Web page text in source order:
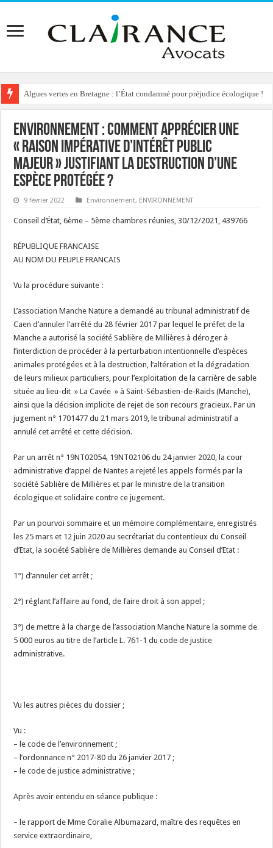
Algues vertes en Bretagne : l’État condamné pour préjudice écologique !
Reconstruction de chalets d’alpage : le préfet condamné à délivrer
Environnement : comment apprécier une
« raison impérative d’intérêt public
majeur » justifiant la destruction d’une
espèce protégée ?
9 février 2022 Environnement, ENVIRONNEMENT
Conseil d’État, 6ème – 5ème chambres réunies, 30/12/2021, 439766
RÉPUBLIQUE FRANCAISE
AU NOM DU PEUPLE FRANCAIS
Vu la procédure suivante :
L’association Manche Nature a demandé au tribunal administratif de
Caen d’annuler l’arrêté du 28 février 2017 par lequel le préfet de la
Manche a autorisé la société Sablière de Millières à déroger à
l’interdiction de procéder à la perturbation intentionnelle d’espèces
animales protégées et à la destruction, l’altération et la dégradation
de leurs milieux particuliers, pour l’exploitation de la carrière de sable
située au lieu-dit » La Cavée » à Saint-Sébastien-de-Raids (Manche),
ainsi que la décision implicite de rejet de son recours gracieux. Par un
jugement n° 1701477 du 21 mars 2019, le tribunal administratif a
annulé cet arrêté et cette décision.
Par un arrêt n° 19NT02054, 19NT02106 du 24 janvier 2020, la cour
administrative d’appel de Nantes a rejeté les appels formés par la
société Sablière de Millières et par le ministre de la transition
écologique et solidaire contre ce jugement.
Par un pourvoi sommaire et un mémoire complémentaire, enregistrés
les 25 mars et 12 juin 2020 au secrétariat du contentieux du Conseil
d’Etat, la société Sablière de Millières demande au Conseil d’Etat :
1°) d’annuler cet arrêt ;
2°) réglant l’affaire au fond, de faire droit à son appel ;
3°) de mettre à la charge de l’association Manche Nature la somme de
5 000 euros au titre de l’article L. 761-1 du code de justice
administrative.
Vu les autres pièces du dossier ;
Vu :
– le code de l’environnement ;
– l’ordonnance n° 2017-80 du 26 janvier 2017 ;
– le code de justice administrative ;
Après avoir entendu en séance publique :
– le rapport de Mme Coralie Albumazard, maître des requêtes en
service extraordinaire,